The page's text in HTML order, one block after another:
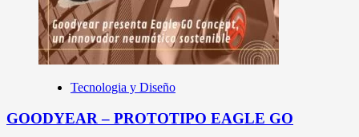
Tecnologia y Diseño
GOODYEAR – PROTOTIPO EAGLE GO